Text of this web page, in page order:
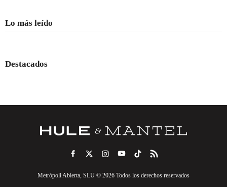
Lo más leído
Destacados
Metrópoli Abierta, SLU © 2026 Todos los derechos reservados